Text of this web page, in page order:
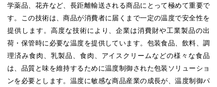
学薬品、花卉など、長距離輸送される商品にとって極めて重要で
す。この技術は、商品が消費者に届くまで一定の温度で安全性を
提供します。高度な技術により、企業は消費財や工業製品の出
荷・保管時に必要な温度を提供しています。包装食品、飲料、調
理済み食肉、乳製品、食肉、アイスクリームなどの様々な食品
は、品質と味を維持するために温度制御された包装ソリューショ
ンを必要とします。温度に敏感な商品産業の成長が、温度制御パ